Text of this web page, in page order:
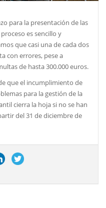
para la presentación de las
es sencillo y
que casi una de cada dos
con errores, pese a
de hasta 300.000 euros.
que el incumplimiento de
para la gestión de la
cierra la hoja si no se han
del 31 de diciembre de